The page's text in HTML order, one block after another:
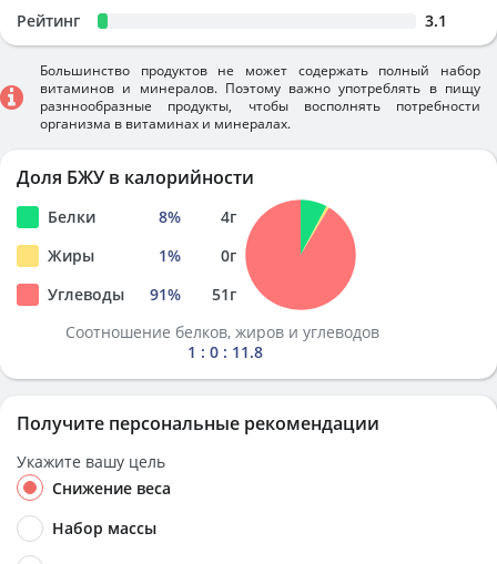
Рейтинг 3.1
Большинство продуктов не может содержать полный набор
витаминов и минералов. Поэтому важно употреблять в пищу
разннообразные продукты, чтобы восполнять потребности
организма в витаминах и минералах.
Доля БЖУ в калорийности
Белки 8% 4г
Жиры
1% 0г
Углеводы
91% 51г
Соотношение белков, жиров и углеводов
1 : 0 : 11.8
Получите персональные рекомендации
Укажите вашу цель
Снижение веса
Набор массы